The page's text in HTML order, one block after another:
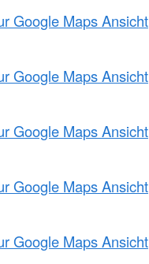
Google Maps Ansicht
Google Maps Ansicht
Google Maps Ansicht
Google Maps Ansicht
Google Maps Ansicht